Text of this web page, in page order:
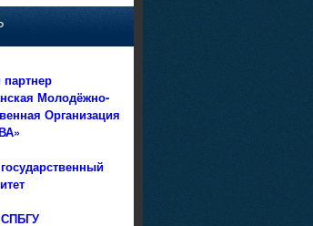
Молодёжно-
Организация